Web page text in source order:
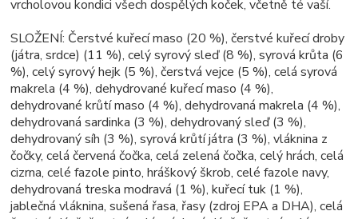
vrcholovou kondici všech dospělých koček, včetně té vaší.
SLOŽENÍ: Čerstvé kuřecí maso (20 %), čerstvé kuřecí droby
(játra, srdce) (11 %), celý syrový sleď (8 %), syrová krůta (6
%), celý syrový hejk (5 %), čerstvá vejce (5 %), celá syrová
makrela (4 %), dehydrované kuřecí maso (4 %),
dehydrované krůtí maso (4 %), dehydrovaná makrela (4 %),
dehydrovaná sardinka (3 %), dehydrovaný sleď (3 %),
dehydrovaný síh (3 %), syrová krůtí játra (3 %), vláknina z
čočky, celá červená čočka, celá zelená čočka, celý hrách, celá
cizrna, celé fazole pinto, hráškový škrob, celé fazole navy,
dehydrovaná treska modravá (1 %), kuřecí tuk (1 %),
jablečná vláknina, sušená řasa, řasy (zdroj EPA a DHA), celá